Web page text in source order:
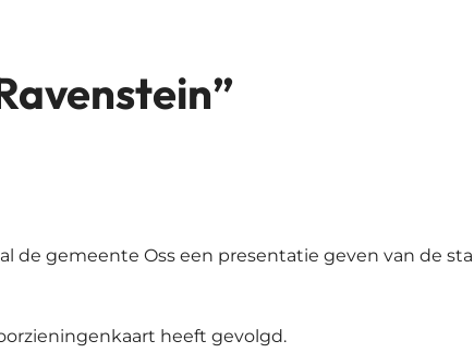
de gemeente Oss een presentatie geven van de
heeft gevolgd.